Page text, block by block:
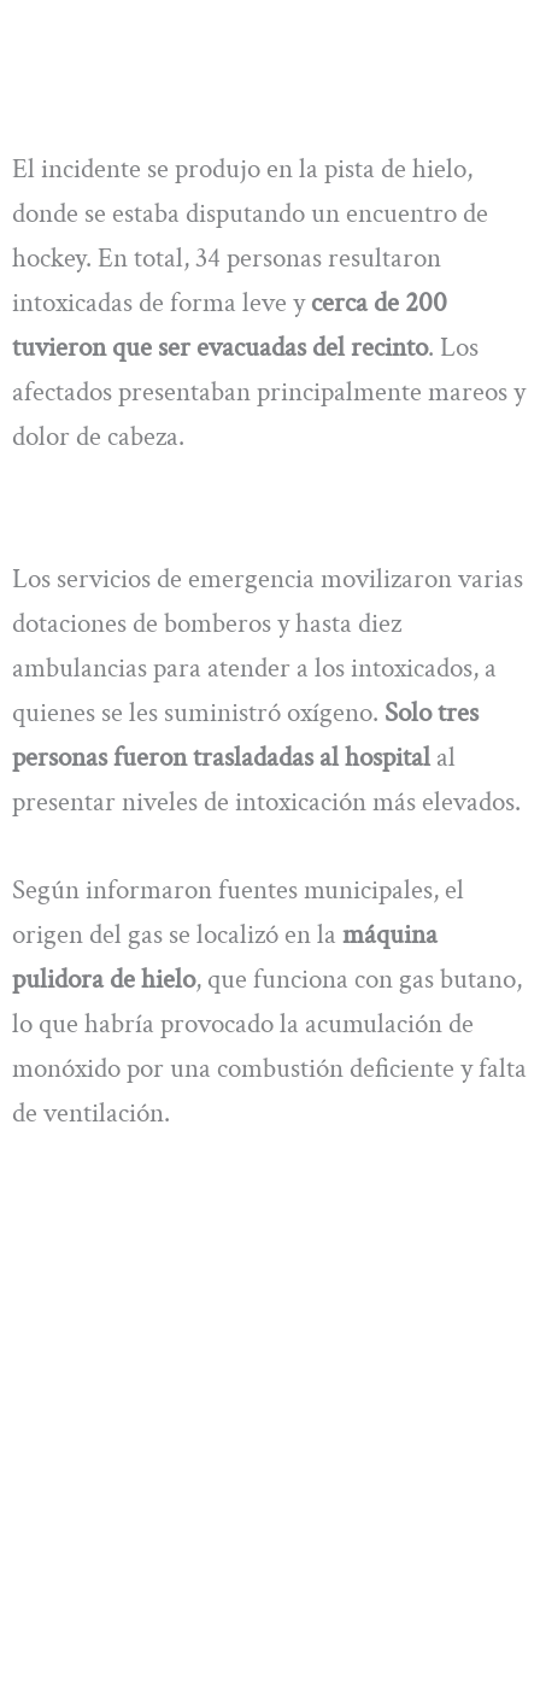
El incidente se produjo en la pista de hielo,
donde se estaba disputando un encuentro de
hockey. En total, 34 personas resultaron
intoxicadas de forma leve ycerca de 200
tuvieron que ser evacuadas del recinto. Los
afectados presentaban principalmente mareos y
dolor de cabeza.
Los servicios de emergencia movilizaron varias
dotaciones de bomberos y hasta diez
ambulancias para atender a los intoxicados, a
quienes se les suministró oxígeno. Solo tres
personas fueron trasladadas al hospital al
presentar niveles de intoxicación más elevados.
Según informaron fuentes municipales, el
origen del gas se localizó en la máquina
pulidora de hielo, que funciona con gas butano,
lo que habría provocado la acumulación de
monóxido por una combustión deficiente y falta
de ventilación.